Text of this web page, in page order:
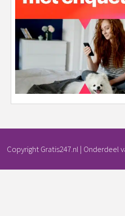
Copyright Gratis247.nl | Onderdeel